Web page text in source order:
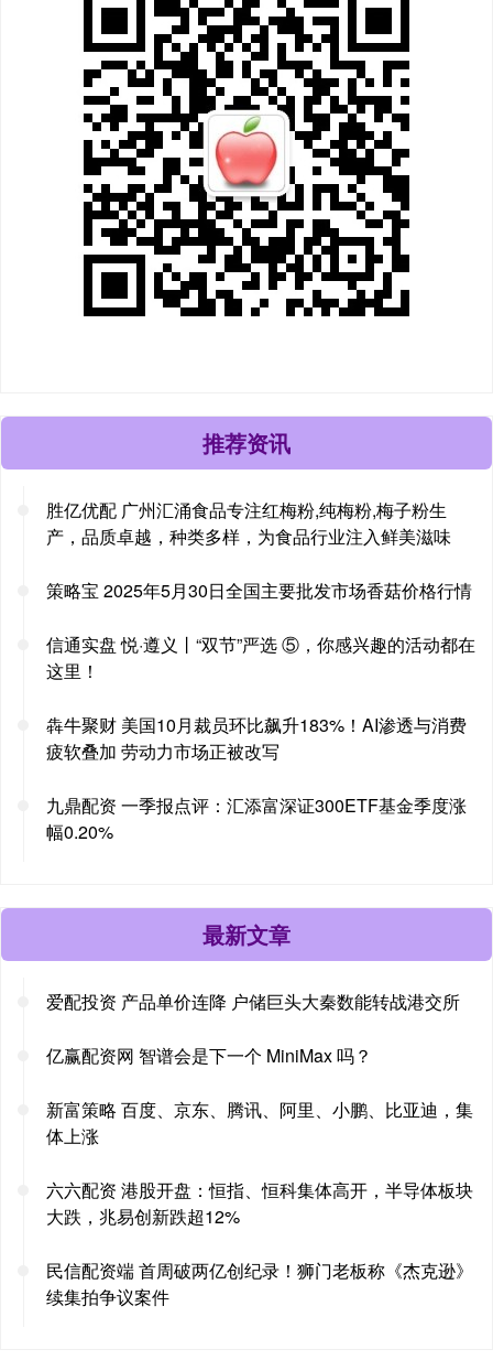
推荐资讯
胜亿优配 广州汇涌食品专注红梅粉,纯梅粉,梅子粉生
产，品质卓越，种类多样，为食品行业注入鲜美滋味
策略宝 2025年5月30日全国主要批发市场香菇价格行情
信通实盘 悦·遵义丨“双节”严选 ⑤，你感兴趣的活动都在
这里！
犇牛聚财 美国10月裁员环比飙升183%！AI渗透与消费
疲软叠加 劳动力市场正被改写
九鼎配资 一季报点评：汇添富深证300ETF基金季度涨
幅0.20%
最新文章
爱配投资 产品单价连降 户储巨头大秦数能转战港交所
亿赢配资网 智谱会是下一个 MiniMax 吗？
新富策略 百度、京东、腾讯、阿里、小鹏、比亚迪，集
体上涨
六六配资 港股开盘：恒指、恒科集体高开，半导体板块
大跌，兆易创新跌超12%
民信配资端 首周破两亿创纪录！狮门老板称《杰克逊》
续集拍争议案件